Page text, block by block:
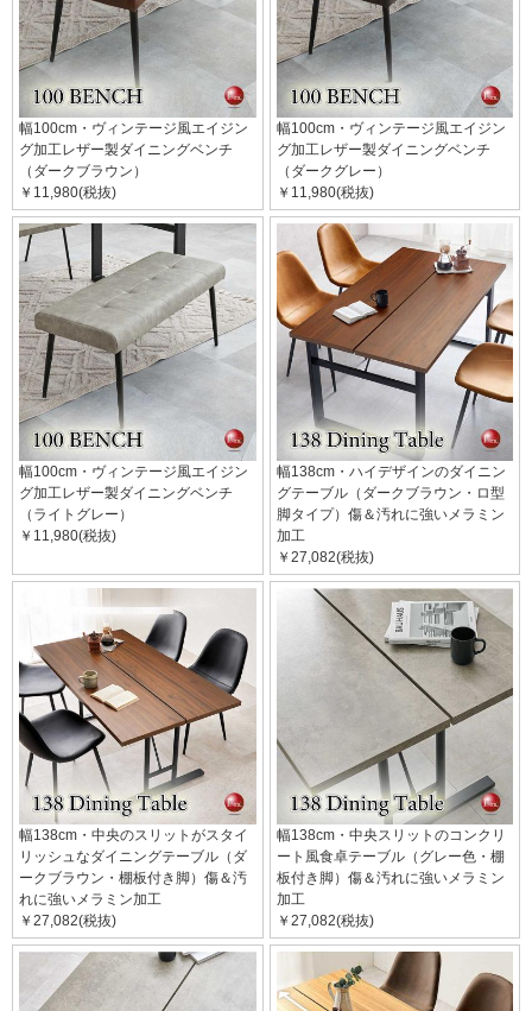
幅100cm・ヴィンテージ風エイジン
グ加工レザー製ダイニングベンチ
（ダークブラウン）
￥11,980(税抜)
幅100cm・ヴィンテージ風エイジン
グ加工レザー製ダイニングベンチ
（ダークグレー）
￥11,980(税抜)
幅100cm・ヴィンテージ風エイジン
グ加工レザー製ダイニングベンチ
（ライトグレー）
￥11,980(税抜)
幅138cm・ハイデザインのダイニン
グテーブル（ダークブラウン・ロ型
脚タイプ）傷＆汚れに強いメラミン
加工
￥27,082(税抜)
幅138cm・中央のスリットがスタイ
リッシュなダイニングテーブル（ダ
ークブラウン・棚板付き脚）傷＆汚
れに強いメラミン加工
￥27,082(税抜)
幅138cm・中央スリットのコンクリ
ート風食卓テーブル（グレー色・棚
板付き脚）傷＆汚れに強いメラミン
加工
￥27,082(税抜)